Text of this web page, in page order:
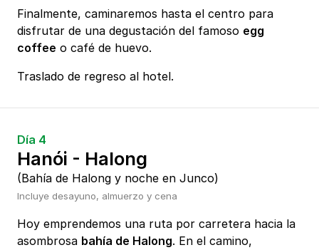
Finalmente, caminaremos hasta el centro para
disfrutar de una degustación del famoso egg
coffee o café de huevo.
Traslado de regreso al hotel.
Día 4
Hanói - Halong
(Bahía de Halong y noche en Junco)
Incluye desayuno, almuerzo y cena
Hoy emprendemos una ruta por carretera hacia la
asombrosa bahía de Halong. En el camino,